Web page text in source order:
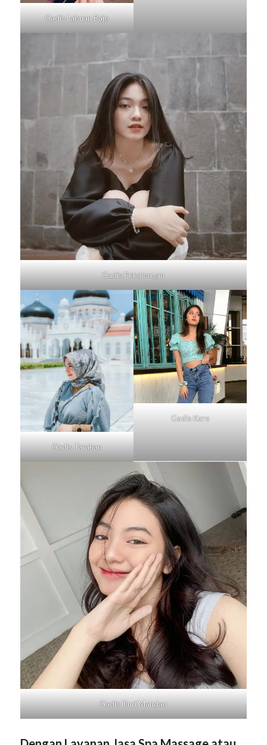
GadisLabuan Bajo
GadisPekalongan
GadisTarakan
GadisKaro
GadisDuri Mandau